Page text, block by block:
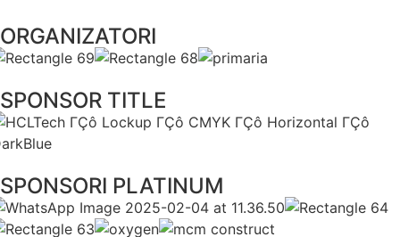
ORGANIZATORI
SPONSOR TITLE
SPONSORI PLATINUM